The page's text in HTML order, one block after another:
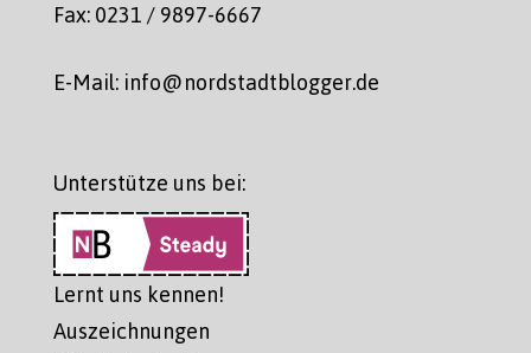
Fax: 0231 / 9897-6667
E-Mail: info@nordstadtblogger.de
Unterstütze uns bei:
Lernt uns kennen!
Auszeichnungen